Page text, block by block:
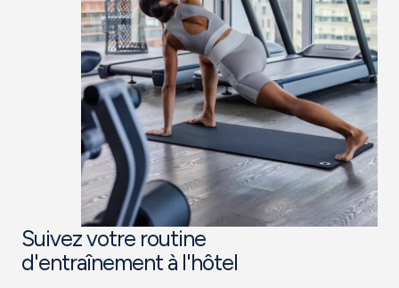
Suivez votre routine
d'entraînement à l'hôtel